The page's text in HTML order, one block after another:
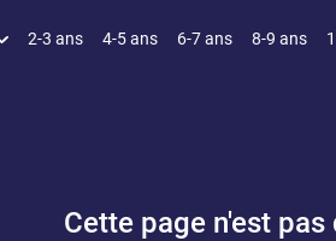
2-3 ans 4-5 ans 6-7 ans 8-9 ans
Cette page n'est